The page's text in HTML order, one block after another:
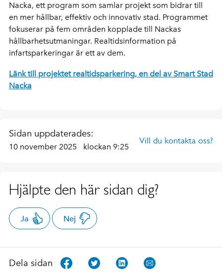
Nacka, ett program som samlar projekt som bidrar till
en mer hållbar, effektiv och innovativ stad. Programmet
fokuserar på fem områden kopplade till Nackas
hållbarhetsutmaningar. Realtidsinformation på
infartsparkeringar är ett av dem.
Länk till projektet realtidsparkering, en del av Smart Stad
Nacka
Sidan uppdaterades:
10 november 2025 klockan 9:25
Vill du kontakta oss?
Hjälpte den här sidan dig?
Ja Nej
Dela sidan